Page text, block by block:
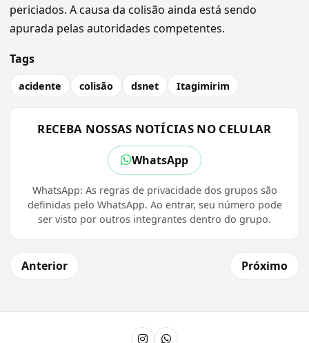
periciados. A causa da colisão ainda está sendo
apurada pelas autoridades competentes.
Tags
acidente colisão dsnet Itagimirim
RECEBA NOSSAS NOTÍCIAS NO CELULAR
WhatsApp
WhatsApp: As regras de privacidade dos grupos são
definidas pelo WhatsApp. Ao entrar, seu número pode
ser visto por outros integrantes dentro do grupo.
Anterior Próximo